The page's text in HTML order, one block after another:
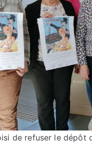
de refuser le dépôt